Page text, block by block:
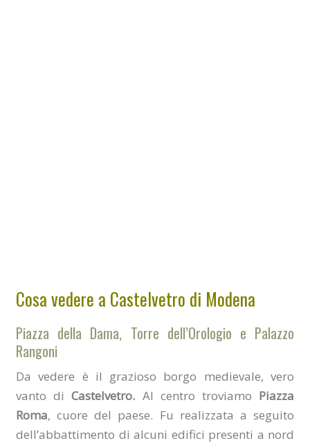
Cosa vedere a Castelvetro di Modena
Piazza della Dama, Torre dell’Orologio e Palazzo
Rangoni
Da vedere è il grazioso borgo medievale, vero
vanto diCastelvetro. Al centro troviamo Piazza
Roma, cuore del paese. Fu realizzata a seguito
dell’abbattimento di alcuni edifici presenti a nord